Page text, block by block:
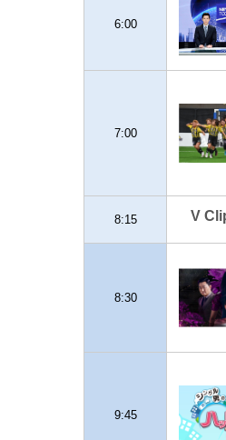
6:00
7:00
8:15 V
8:30
9:45